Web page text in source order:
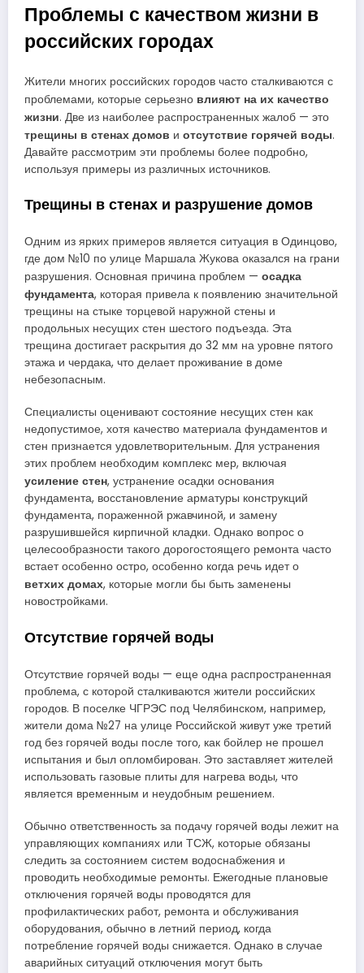
Проблемы с качеством жизни в
российских городах
Жители многих российских городов часто сталкиваются с
проблемами, которые серьезно влияют на их качество
жизни. Две из наиболее распространенных жалоб — это
трещины в стенах домов и отсутствие горячей воды.
Давайте рассмотрим эти проблемы более подробно,
используя примеры из различных источников.
Трещины в стенах и разрушение домов
Одним из ярких примеров является ситуация в Одинцово,
где дом №10 по улице Маршала Жукова оказался на грани
разрушения. Основная причина проблем — осадка
фундамента, которая привела к появлению значительной
трещины на стыке торцевой наружной стены и
продольных несущих стен шестого подъезда. Эта
трещина достигает раскрытия до 32 мм на уровне пятого
этажа и чердака, что делает проживание в доме
небезопасным.
Специалисты оценивают состояние несущих стен как
недопустимое, хотя качество материала фундаментов и
стен признается удовлетворительным. Для устранения
этих проблем необходим комплекс мер, включая
усиление стен, устранение осадки основания
фундамента, восстановление арматуры конструкций
фундамента, пораженной ржавчиной, и замену
разрушившейся кирпичной кладки. Однако вопрос о
целесообразности такого дорогостоящего ремонта часто
встает особенно остро, особенно когда речь идет о
ветхих домах, которые могли бы быть заменены
новостройками.
Отсутствие горячей воды
Отсутствие горячей воды — еще одна распространенная
проблема, с которой сталкиваются жители российских
городов. В поселке ЧГРЭС под Челябинском, например,
жители дома №27 на улице Российской живут уже третий
год без горячей воды после того, как бойлер не прошел
испытания и был опломбирован. Это заставляет жителей
использовать газовые плиты для нагрева воды, что
является временным и неудобным решением.
Обычно ответственность за подачу горячей воды лежит на
управляющих компаниях или ТСЖ, которые обязаны
следить за состоянием систем водоснабжения и
проводить необходимые ремонты. Ежегодные плановые
отключения горячей воды проводятся для
профилактических работ, ремонта и обслуживания
оборудования, обычно в летний период, когда
потребление горячей воды снижается. Однако в случае
аварийных ситуаций отключения могут быть